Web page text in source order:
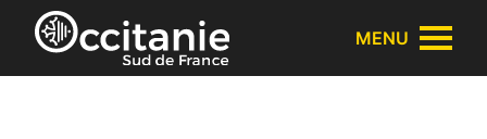
Panneau de gestion des cookies
MENU